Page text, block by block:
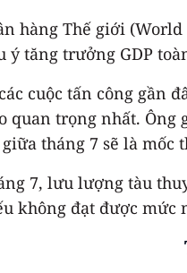
hàng Thế giới
tăng trưởng GDP
cuộc tấn công gần
quan trọng nhất.
tháng 7 sẽ là
7, lưu lượng tàu
không đạt được mức